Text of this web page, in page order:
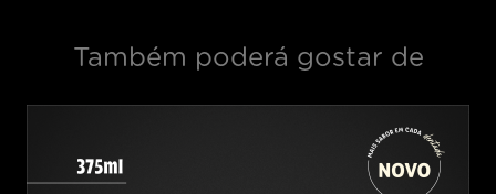
Também poderá gostar de